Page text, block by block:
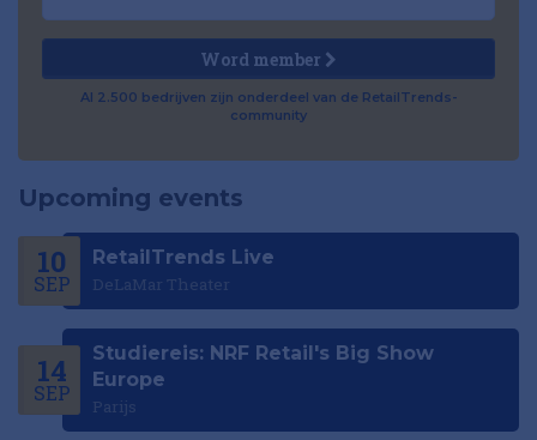
Word member
Al 2.500 bedrijven zijn onderdeel van de RetailTrends-
community
Upcoming events
10
SEP
RetailTrends Live
DeLaMar Theater
14
SEP
Studiereis: NRF Retail's Big Show
Europe
Parijs